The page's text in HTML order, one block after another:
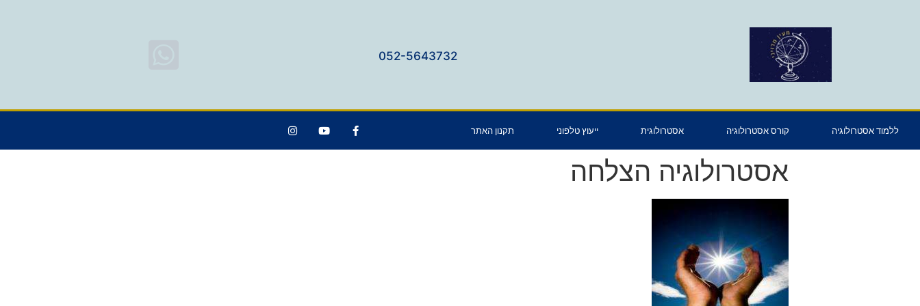
052-5643732
ללמוד אסטרולוגיה קורס אסטרולוגיה אסטרולוגית ייעוץ טלפוני תקנון האתר
אסטרולוגיה הצלחה